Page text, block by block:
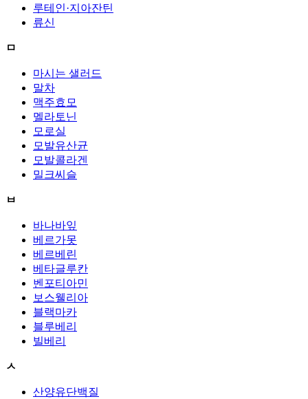
루테인·지아잔틴
류신
ㅁ
마시는 샐러드
말차
맥주효모
멜라토닌
모로실
모발유산균
모발콜라겐
밀크씨슬
ㅂ
바나바잎
베르가못
베르베린
베타글루칸
벤포티아민
보스웰리아
블랙마카
블루베리
빌베리
ㅅ
산양유단백질